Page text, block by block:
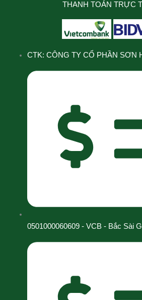
THANH TOÁN TRỰC
CTK: CÔNG TY CỔ PHẦN SƠN
0501000060609 - VCB - Bắc Sài